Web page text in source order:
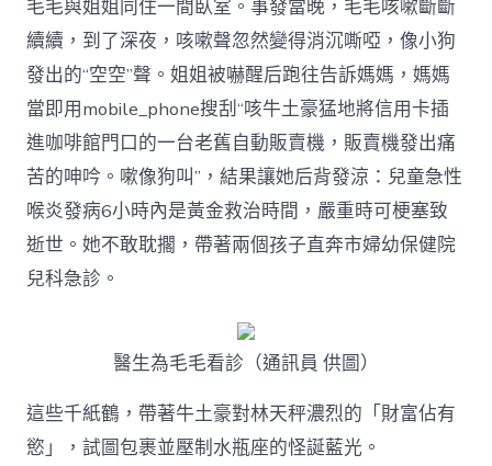
姐
姐
一
句
話，
救
了
5
歲
弟
弟
一
性
喉
炎
發
病
毛毛與姐姐同住一間臥室。事發當晚，毛毛咳嗽斷斷
續續，到了深夜，咳嗽聲忽然變得消沉嘶啞，像小狗
發出的“空空”聲。姐姐被嚇醒后跑往告訴媽媽，媽媽
當即用mobile_phone搜刮“咳牛土豪猛地將信用卡插
進咖啡館門口的一台老舊自動販賣機，販賣機發出痛
苦的呻吟。嗽像狗叫”，結果讓她后背發涼：兒童急性
喉炎發病6小時內是黃金救治時間，嚴重時可梗塞致
逝世。她不敢耽擱，帶著兩個孩子直奔市婦幼保健院
兒科急診。
醫生為毛毛看診（通訊員 供圖）
這些千紙鶴，帶著牛土豪對林天秤濃烈的「財富佔有
慾」，試圖包裹並壓制水瓶座的怪誕藍光。